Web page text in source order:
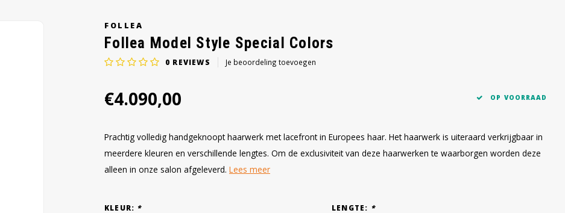
FOLLEA
Follea Model Style Special Colors
0 REVIEWS Je beoordeling toevoegen
€4.090,00 OP VOORRAAD
Prachtig volledig handgeknoopt haarwerk met lacefront in Europees haar. Het haarwerk is uiteraard verkrijgbaar in
meerdere kleuren en verschillende lengtes. Om de exclusiviteit van deze haarwerken te waarborgen worden deze
alleen in onze salon afgeleverd. Lees meer
KLEUR: * LENGTE: *